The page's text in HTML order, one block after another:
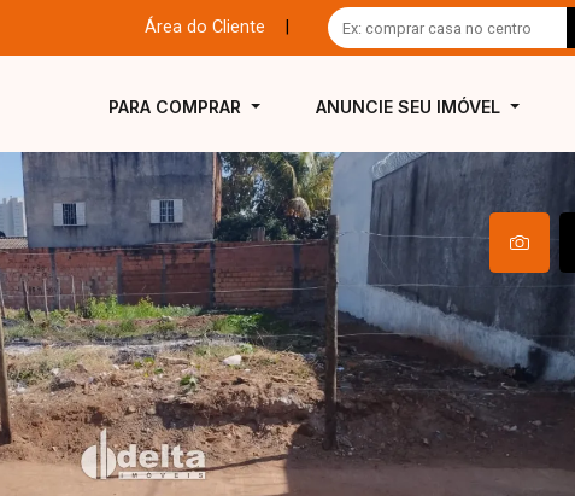
Área do Cliente
PARA COMPRAR ANUNCIE SEU IMÓVEL